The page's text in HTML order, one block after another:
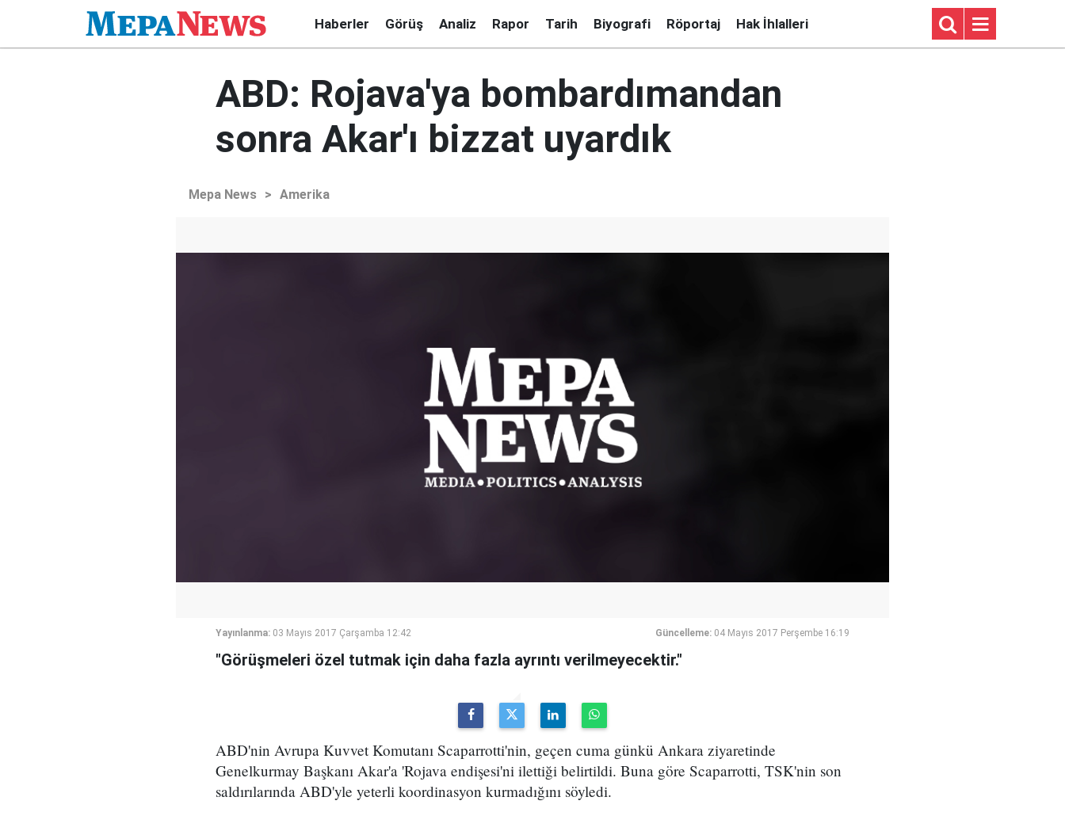
Haberler Görüş Analiz Rapor Tarih Biyografi Röportaj Hak İhlalleri
ABD: Rojava'ya bombardımandan
sonra Akar'ı bizzat uyardık
Mepa News > Amerika
Yayınlanma: 03 Mayıs 2017 Çarşamba 12:42 Güncelleme: 04 Mayıs 2017 Perşembe 16:19
"Görüşmeleri özel tutmak için daha fazla ayrıntı verilmeyecektir."
ABD'nin Avrupa Kuvvet Komutanı Scaparrotti'nin, geçen cuma günkü Ankara ziyaretinde
Genelkurmay Başkanı Akar'a 'Rojava endişesi'ni ilettiği belirtildi. Buna göre Scaparrotti, TSK'nin son
saldırılarında ABD'yle yeterli koordinasyon kurmadığını söyledi.